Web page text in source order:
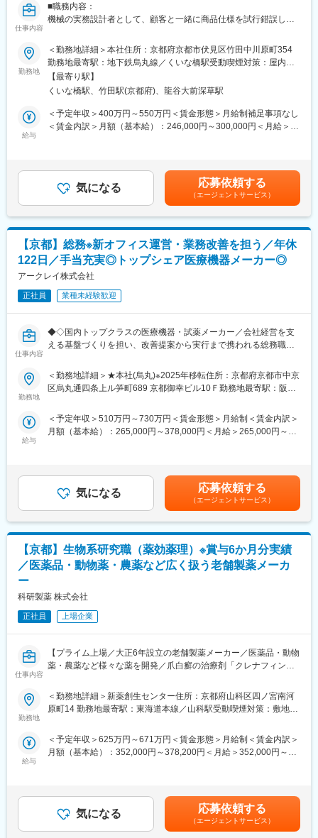
場を確認することもできます。製品が実際に使用される病院へヒ
アリングする機会や、展示会なども実施しているため、ユーザー
■キャリアパス：
スペシャリストや、マネジメントの立場など、さまざまなキャリ
アパスを用意しており、ご自身の希望を尊重したキャリアステッ
■各種手当：
■配属組織について：
・研究開発チームは「機械」「電気」「試薬」「ソフト」が1つの
大きなチームとなり、開発設計をしています
・組織はフラットで、役職呼称は禁止など、風通しのよい風土形
成です。
■当社について：
当社は、医療用分析装置と体外診断用医薬品のメーカーです。特
に、糖尿病検査装置の分野では国内トップクラスの地位を築いて
変更の範囲：会社の定める業務
仕事内容
■職務内容：
機械の実務設計者として、顧客と一緒に商品仕様を試行錯誤しな
量試など3DCAD/2D製図/３Dプリンター
（AutoCAD/SOLIDWORKS等）を使いながら担当していただきま
す。電気やソフトなどのエンジニアとチームで開発を行い、1人あ
たり2～5機種を担当します。
■同社の製品フロー：
顧客から依頼された商品イメージを２～3年かけて、顧客と一緒に
企画、そして弊社で機器開発/設計を行い、顧客評価承認後、弊社
■組織構成：
20代~70代の８名の組織構成となっています。経験の長い方が若
手の方のフォローを行い、積極的にノウハウ伝播する風土が根付
■採用者に期待すること：
TMK設計標準・設計資料の整理・まとめ／業務における、知識継
承（設計のポイント・工具の使い方・組み立て調整のコツなど）
苦情・トラブル時の調査・アドバイス／装置構想や改良設計など
■働きやすい環境：
えられる「健康経営優良企業」に認定されました。実際の会社全
体の月平均残業は3.1時間、フレックスタイム制や時間単位の有
取得予定です。今後はBCP対応を進め、労働環境をより良くして
いきます。具体的には福利厚生や待遇の改善を行ったり、確定拠
全体で7名在籍しており、育休産休をしっかりとって復帰していま
す。
への学習の機会は積極的に提供していただけます。毎月座学での
勉強会を開催しており、オフィス内には業界情報に関する定期刊
行は常時複数部置いてあります。デスクも社員同士がオープンに
勤務地
＜勤務地詳細＞本社住所：京都府京都市伏見区竹田中川原町354
勤務地最寄駅：地下鉄烏丸線／くいな橋駅受動喫煙対策：屋内全
面禁煙
【最寄り駅】
くいな橋駅、竹田駅(京都府)、龍谷大前深草駅
給与
＜予定年収＞400万円～550万円＜賃金形態＞月給制補足事項なし
＜賃金内訳＞月額（基本給）：246,000円～300,000円＜月給＞
す。賃金はあくまでも目安の金額であり、選考を通じて上下する
可能性があります。月給(月額)は固定手当を含めた表記です。
気になる 応募依頼する
（エージェントサービス）
【京都】総務※新オフィス運営・業務改善を担う／年休
122日／手当充実◎トップシェア医療機器メーカー◎
アークレイ株式会社
正社員 業種未経験歓迎
仕事内容
◆◇国内トップクラスの医療機器・試薬メーカー／会社経営を支
える基盤づくりを担い、改善提案から実行まで携われる総務職／
族・住宅手当充実◆◇
■業務概要
京都本社にて総務業務全般をお任せします。グループ全体の円滑
調整や業務改善まで幅広く担当いただきます。
オフィス運営や設備管理に加え、新オフィス立ち上げや全社横断
■業務詳細
＜入社後まずお任せする業務＞
・オフィス・設備管理、ファシリティ管理
・備品管理
・社内行事の企画・運営
・各種申請・運用管理
・業務改善活動
・各部門からの問い合わせ対応
・全社規程管理
・グループガバナンス強化
・施設戦略立案
・新オフィス・設備導入プロジェクト
・海外拠点との連携業務
■組織・風土
総務チームは8名体制。中途入社社員も多数活躍しています。役職
年次を問わず意見を発信しやすい環境です。また、「やりたい」
と手を挙げる社員にチャンスが与えられる風土があり、主体的な
定期的な1on1を通じてキャリア形成を支援。総務の専門性を高め
るだけでなく、人事、労務、教育、DX推進、情報システム、経営
管理、国内・海外営業などへ活躍の場を広げることも可能です。
勤務地
＜勤務地詳細＞★本社(烏丸)※2025年移転住所：京都府京都市中京
区烏丸通四条上ル笋町689 京都御幸ビル10Ｆ勤務地最寄駅：阪急
定める事業所
給与
＜予定年収＞510万円～730万円＜賃金形態＞月給制＜賃金内訳＞
月額（基本給）：265,000円～378,000円＜月給＞265,000円～
の負担は御座います。実費負担となります。礼金が15万（単
身）、25万（家族帯同）、仲介手数料家賃1ヶ月分も会社負担と
なります。賃金はあくまでも目安の金額であり、選考を通じて上
下する可能性があります。月給(月額)は固定手当を含めた表記で
す。
気になる 応募依頼する
（エージェントサービス）
【京都】生物系研究職（薬効薬理）※賞与6か月分実績
／医薬品・動物薬・農薬など広く扱う老舗製薬メーカ
ー
科研製薬 株式会社
正社員 上場企業
仕事内容
【プライム上場／大正6年設立の老舗製薬メーカー／医薬品・動物
薬・農薬など様々な薬を開発／爪白癬の治療剤「クレナフィン」
■求人概要：
当社は1948年に財団法人理化学研究所を前身として設立された研
究開発型の製薬企業です。日本初の外用爪白癬治療剤「クレナフ
ニークな製品の提供を通して、患者さんのクオリティ・オブ・ラ
イフの向上に努め、人々がより良い人生を送るウェルビーイング
■担当業務：
開発プロジェクトの薬理リーダーとして、治験の推進、申請、価
値最大化に係る薬理試験全般を牽引して頂きます。具体的な業務
勤務地
＜勤務地詳細＞新薬創生センター住所：京都府山科区四ノ宮南河
原町14 勤務地最寄駅：東海道本線／山科駅受動喫煙対策：敷地内
給与
＜予定年収＞625万円～671万円＜賃金形態＞月給制＜賃金内訳＞
月額（基本給）：352,000円～378,200円＜月給＞352,000円～
※2021年度：6ヶ月分） 賃金はあくまでも目安の金額であり、選
考を通じて上下する可能性があります。月給(月額)は固定手当を含
気になる 応募依頼する
（エージェントサービス）